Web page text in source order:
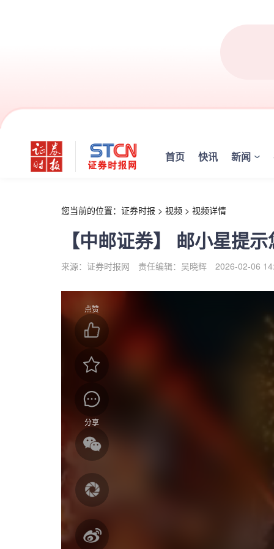
首页 快讯 新闻
您当前的位置： 证券时报 > 视频 > 视频详情
【中邮证券】 邮小星提
来源：证券时报网 责任编辑：吴晓辉 2026-02-06
点赞
分享